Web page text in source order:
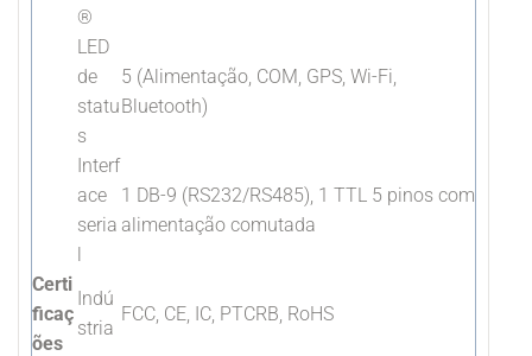
®
LED
de
statu
s
5 (Alimentação, COM, GPS, Wi-Fi,
Bluetooth)
Interf
ace
seria
l
1 DB-9 (RS232/RS485), 1 TTL 5 pinos com
alimentação comutada
Certi
ficaç
ões
Indú
stria
FCC, CE, IC, PTCRB, RoHS